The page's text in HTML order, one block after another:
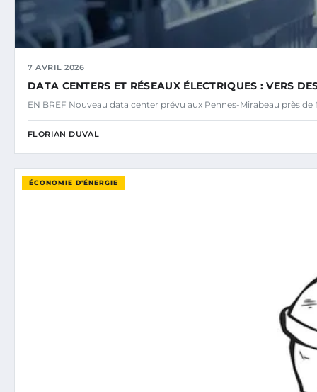
7 AVRIL 2026
DATA CENTERS ET RÉSEAUX ÉLECTRIQUES : VERS
EN BREF Nouveau data center prévu aux Pennes-Mirabeau près de
FLORIAN DUVAL
ÉCONOMIE D'ÉNERGIE